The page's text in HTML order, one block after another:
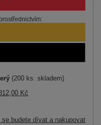
(200 ks. skladem)
Kč
budete dívat a nakupovat